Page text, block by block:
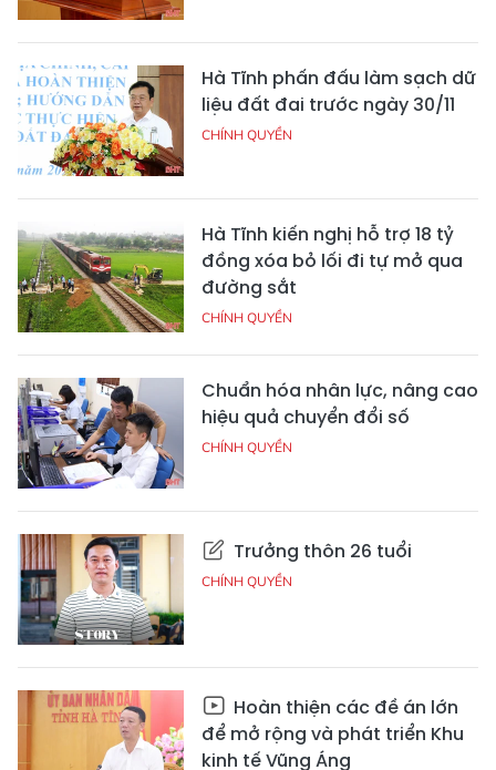
Hà Tĩnh phấn đấu làm sạch dữ
liệu đất đai trước ngày 30/11
CHÍNH QUYỀN
Hà Tĩnh kiến nghị hỗ trợ 18 tỷ
đồng xóa bỏ lối đi tự mở qua
đường sắt
CHÍNH QUYỀN
Chuẩn hóa nhân lực, nâng cao
hiệu quả chuyển đổi số
CHÍNH QUYỀN
Trưởng thôn 26 tuổi
CHÍNH QUYỀN
Hoàn thiện các đề án lớn
để mở rộng và phát triển Khu
kinh tế Vũng Áng